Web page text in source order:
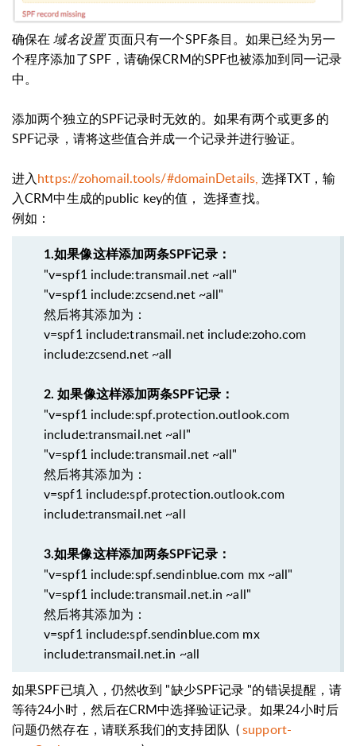
确保在域名设置页面只有一个SPF条目。如果已经为另一
个程序添加了SPF，请确保CRM的SPF也被添加到同一记录
中。
添加两个独立的SPF记录时无效的。如果有两个或更多的
SPF记录，请将这些值合并成一个记录并进行验证。
进入https://zohomail.tools/#domainDetails, 选择TXT，输
入CRM中生成的public key的值， 选择查找。
例如：
1.如果像这样添加两条SPF记录：
"v=spf1 include:transmail.net ~all"
"v=spf1 include:zcsend.net ~all"
然后将其添加为：
v=spf1 include:transmail.net include:zoho.com
include:zcsend.net ~all
2.如果像这样添加两条SPF记录：
"v=spf1 include:spf.protection.outlook.com
include:transmail.net ~all"
"v=spf1 include:transmail.net ~all"
然后将其添加为：
v=spf1 include:spf.protection.outlook.com
include:transmail.net ~all
3.如果像这样添加两条SPF记录：
"v=spf1 include:spf.sendinblue.com mx ~all"
"v=spf1 include:transmail.net.in ~all"
然后将其添加为：
v=spf1 include:spf.sendinblue.com mx
include:transmail.net.in ~all
如果SPF已填入，仍然收到 "缺少SPF记录 "的错误提醒，请
等待24小时，然后在CRM中选择验证记录。如果24小时后
问题仍然存在，请联系我们的支持团队 (support-